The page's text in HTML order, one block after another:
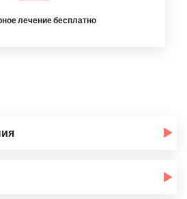
лечение бесплатно